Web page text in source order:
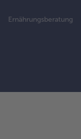
Ernährungsberatung